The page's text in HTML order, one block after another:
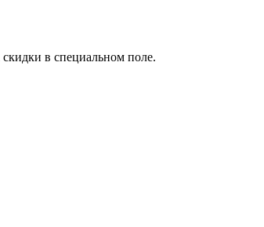
в специальном поле.